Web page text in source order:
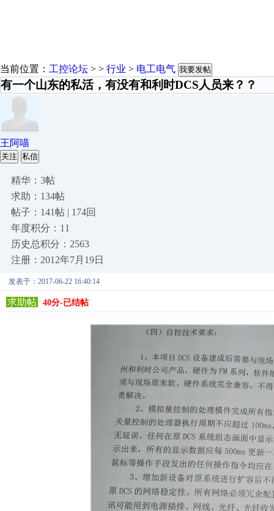
当前位置： 工控论坛 > > 行业 > 电工电气 我要发帖
有一个山东的私活，有没有和利时DCS人员来？？
王阿喵
关注 私信
精华：3帖
求助：134帖
帖子：141帖 | 174回
年度积分：11
历史总积分：2563
注册：2012年7月19日
发表于：2017-06-22 16:40:14
求助帖 40分-已结帖